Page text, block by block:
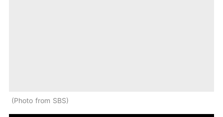
Photo from SBS